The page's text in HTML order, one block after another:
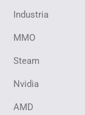
Industria
MMO
Steam
Nvidia
AMD